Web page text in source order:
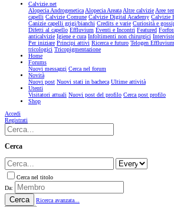
Calvizie.net
Alopecia AndrogeneticaAlopecia AreataAltre calvizieAree
capelli Calvizie Comune Calvizie Digital Academy Calvizie
Canizie capelli grigi/bianchi Credits e varie Curiosità e
Difetti al capello Effluvium Eventi e Incontri Featured
anticalvizie Igiene e cura Infoltimenti non chirurgici Interviste
Per iniziare Principi attivi Ricerca e futuro Telogen Effluvium
tricologici Tricopigmentazione
Home
Forums
Nuovi messaggi Cerca nel forum
Novità
Nuovi post Nuovi stati in bacheca Ultime attività
Utenti
Visitatori attuali Nuovi post del profilo Cerca post profilo
Shop
Accedi
Registrati
Cerca
Cerca nel titolo
Da:
Cerca Ricerca avanzata...